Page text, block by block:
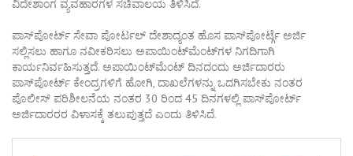
ವಿದೇಶಾಂಗ ವ್ಯವಹಾರಗಳ ಸಚಿವಾಲಯ ತಿಳಿಸಿದೆ.
ಪಾಸ್‌ಪೋರ್ಟ್ ಸೇವಾ ಪೋರ್ಟಲ್ ದೇಶಾದ್ಯಂತ ಹೊಸ ಪಾಸ್‌ಪೋರ್ಟ್ಗೆ ಅರ್ಜಿ
ಸಲ್ಲಿಸಲು ಹಾಗೂ ನವೀಕರಿಸಲು ಅಪಾಯಿಂಟ್‌ಮೆಂಟ್‌ಗಳ ನಿಗದಿಗಾಗಿ
ಕಾರ್ಯನಿರ್ವಹಿಸುತ್ತದೆ. ಅಪಾಯಿಂಟ್‌ಮೆಂಟ್ ದಿನದಂದು ಅರ್ಜಿದಾರರು
ಪಾಸ್‌ಪೋರ್ಟ್ ಕೇಂದ್ರಗಳಿಗೆ ಹೋಗಿ, ದಾಖಲೆಗಳನ್ನು ಒದಗಿಸಬೇಕು ನಂತರ
ಪೊಲೀಸ್ ಪರಿಶೀಲನೆಯ ನಂತರ 30 ರಿಂದ 45 ದಿನಗಳಲ್ಲಿ ಪಾಸ್‌ಪೋರ್ಟ್
ಅರ್ಜಿದಾರರರ ವಿಳಾಸಕ್ಕೆ ತಲುಪುತ್ತದೆ ಎಂದು ತಿಳಿಸಿದೆ.